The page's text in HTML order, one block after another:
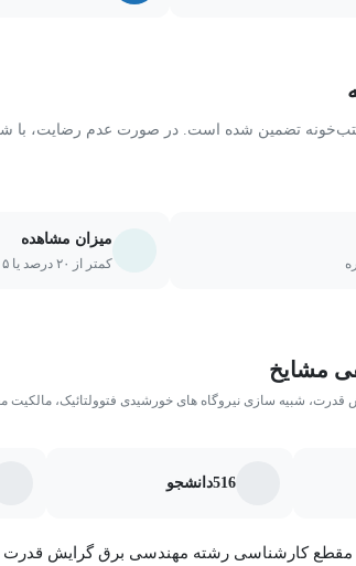
تضمین شده است. در صورت عدم رضایت، با
میزان مشاهده
کمتر از ۲۰ درصد یا ۵ جلسه از دوره
مشایخ
شبیه سازی نیروگاه های خورشیدی فتوولتائیک،
516دانشجو
کارشناسی رشته مهندسی برق گرایش قدرت